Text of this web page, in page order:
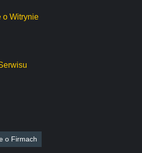
o Witrynie
o Firmach